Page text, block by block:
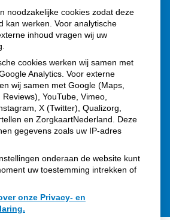
noodzakelijke cookies zodat deze
kan werken. Voor analytische
inhoud vragen wij uw
cookies werken wij samen met
Analytics. Voor externe
wij samen met Google (Maps,
YouTube, Vimeo,
X (Twitter), Qualizorg,
en ZorgkaartNederland. Deze
gegevens zoals uw IP-adres
onderaan de website kunt
uw toestemming intrekken of
onze Privacy- en